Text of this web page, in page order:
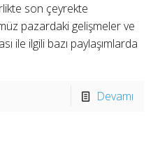
son çeyrekte
pazardaki gelişmeler ve
ile ilgili bazı paylaşımlarda
Devamı